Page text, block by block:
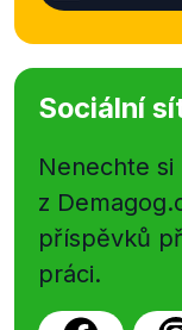
Sociální
Nenechte si
z
příspěvků
práci.